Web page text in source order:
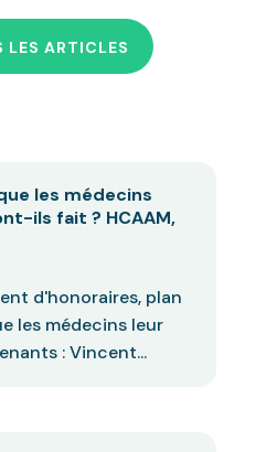
LES ARTICLES
les médecins
ils fait ? HCAAM,
d'honoraires, plan
les médecins leur
: Vincent...